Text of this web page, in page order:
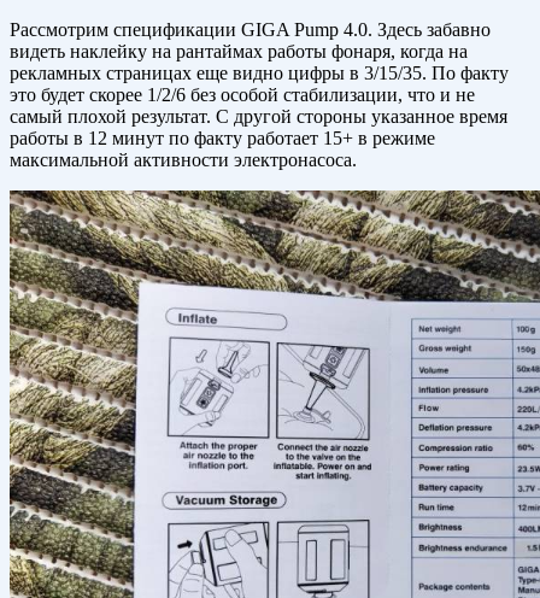
Рассмотрим спецификации GIGA Pump 4.0. Здесь забавно
видеть наклейку на рантаймах работы фонаря, когда на
рекламных страницах еще видно цифры в 3/15/35. По факту
это будет скорее 1/2/6 без особой стабилизации, что и не
самый плохой результат. С другой стороны указанное время
работы в 12 минут по факту работает 15+ в режиме
максимальной активности электронасоса.